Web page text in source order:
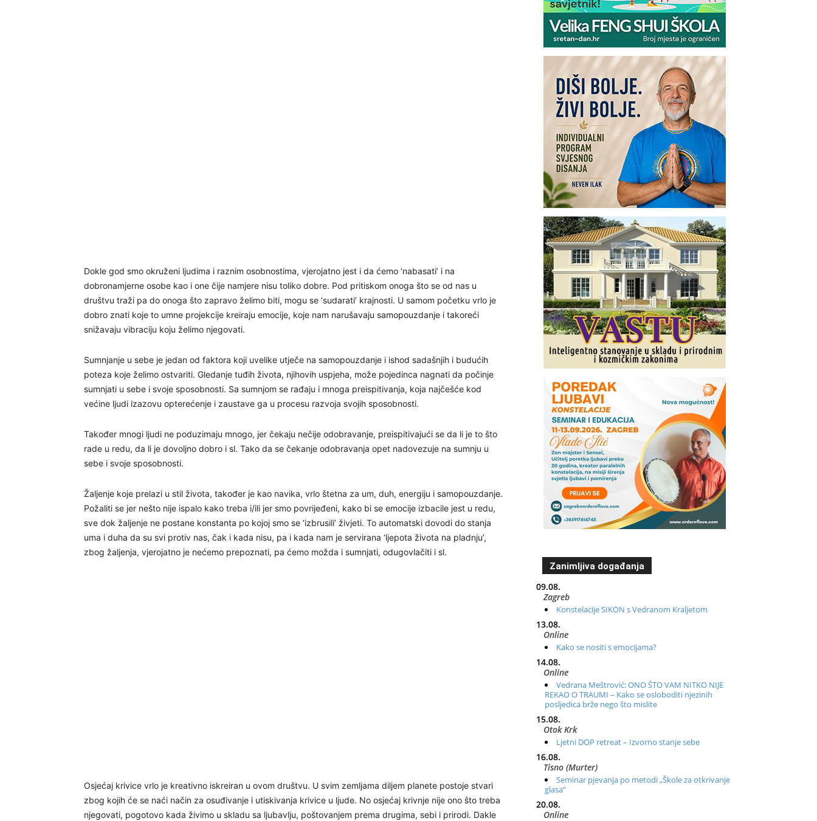
Dokle god smo okruženi ljudima i raznim osobnostima, vjerojatno jest i da ćemo ‘nabasati’ i na
dobronamjerne osobe kao i one čije namjere nisu toliko dobre. Pod pritiskom onoga što se od nas u
društvu traži pa do onoga što zapravo želimo biti, mogu se ‘sudarati’ krajnosti. U samom početku vrlo je
dobro znati koje to umne projekcije kreiraju emocije, koje nam narušavaju samopouzdanje i takoreći
snižavaju vibraciju koju želimo njegovati.
Sumnjanje u sebe je jedan od faktora koji uvelike utječe na samopouzdanje i ishod sadašnjih i budućih
poteza koje želimo ostvariti. Gledanje tuđih života, njihovih uspjeha, može pojedinca nagnati da počinje
sumnjati u sebe i svoje sposobnosti. Sa sumnjom se rađaju i mnoga preispitivanja, koja najčešće kod
većine ljudi izazovu opterećenje i zaustave ga u procesu razvoja svojih sposobnosti.
Također mnogi ljudi ne poduzimaju mnogo, jer čekaju nečije odobravanje, preispitivajući se da li je to što
rade u redu, da li je dovoljno dobro i sl. Tako da se čekanje odobravanja opet nadovezuje na sumnju u
sebe i svoje sposobnosti.
Žaljenje koje prelazi u stil života, također je kao navika, vrlo štetna za um, duh, energiju i samopouzdanje.
Požaliti se jer nešto nije ispalo kako treba i/ili jer smo povrijeđeni, kako bi se emocije izbacile jest u redu,
sve dok žaljenje ne postane konstanta po kojoj smo se ‘izbrusili’ živjeti. To automatski dovodi do stanja
uma i duha da su svi protiv nas, čak i kada nisu, pa i kada nam je servirana ‘ljepota života na pladnju’,
zbog žaljenja, vjerojatno je nećemo prepoznati, pa ćemo možda i sumnjati, odugovlačiti i sl.
Osjećaj krivice vrlo je kreativno iskreiran u ovom društvu. U svim zemljama diljem planete postoje stvari
zbog kojih će se naći način za osuđivanje i utiskivanja krivice u ljude. No osjećaj krivnje nije ono što treba
njegovati, pogotovo kada živimo u skladu sa ljubavlju, poštovanjem prema drugima, sebi i prirodi. Dakle
Zanimljiva događanja
09.08.
Zagreb
Konstelacije SIKON s Vedranom Kraljetom
13.08.
Online
Kako se nositi s emocijama?
14.08.
Online
Vedrana Meštrović: ONO ŠTO VAM NITKO NIJE
REKAO O TRAUMI – Kako se osloboditi njezinih
posljedica brže nego što mislite
15.08.
Otok Krk
Ljetni DOP retreat – Izvorno stanje sebe
16.08.
Tisno (Murter)
Seminar pjevanja po metodi „Škole za otkrivanje
glasa“
20.08.
Online